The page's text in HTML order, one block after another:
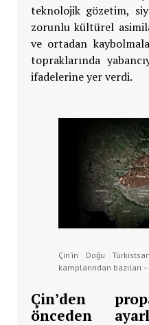
teknolojik gözetim,
zorunlu kültürel
ve ortadan
topraklarında
ifadelerine yer verdi.
Çin’in Doğu
kamplarından bazıları
Çin’den
önceden